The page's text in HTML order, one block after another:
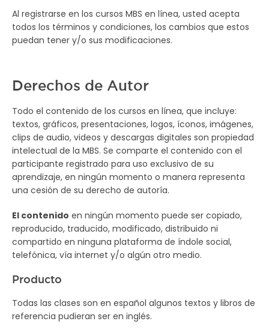
Al registrarse en los cursos MBS en línea, usted acepta
todos los términos y condiciones, los cambios que estos
puedan tener y/o sus modificaciones.
Derechos de Autor
Todo el contenido de los cursos en línea, que incluye:
textos, gráficos, presentaciones, logos, íconos, imágenes,
clips de audio, videos y descargas digitales son propiedad
intelectual de la MBS. Se comparte el contenido con el
participante registrado para uso exclusivo de su
aprendizaje, en ningún momento o manera representa
una cesión de su derecho de autoría.
El contenido en ningún momento puede ser copiado,
reproducido, traducido, modificado, distribuido ni
compartido en ninguna plataforma de índole social,
telefónica, vía internet y/o algún otro medio.
Producto
Todas las clases son en español algunos textos y libros de
referencia pudieran ser en inglés.